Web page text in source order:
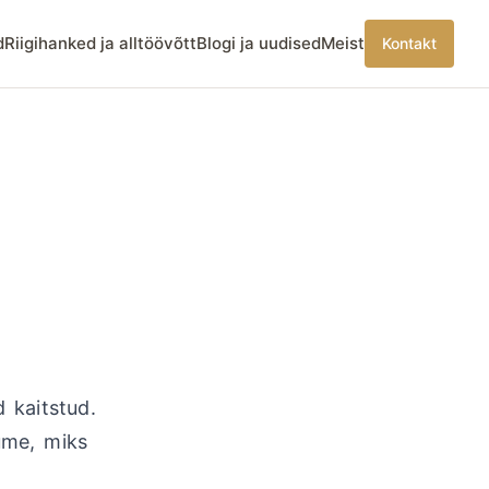
Riigihanked ja alltöövõttBlogi ja uudisedMeist Kontakt
kaitstud.
miks